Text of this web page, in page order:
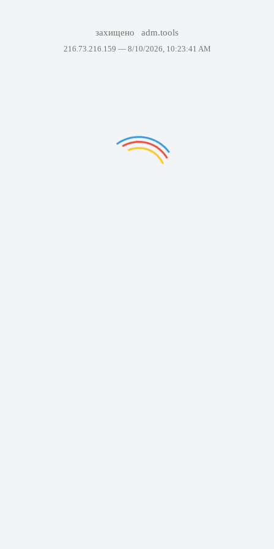
захищено adm.tools
216.73.216.159 — 8/10/2026, 10:23:41 AM